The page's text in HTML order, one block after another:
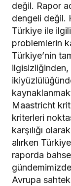
değil. Rapor
dengeli değil.
Türkiye ile
problemlerin
Türkiye’nin
ilgisizliğinden,
Maastricht
kriterleri
karşılığı
alırken
raporda
Avrupa